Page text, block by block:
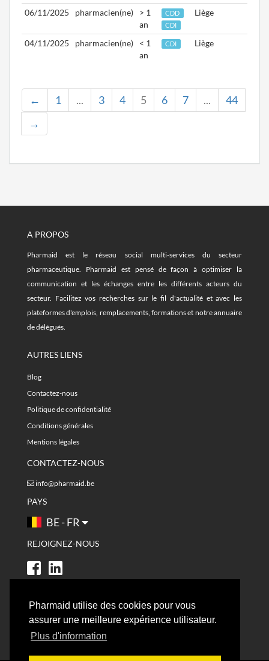
Pharmaid utilise des cookies pour vous
assurer une meilleure expérience utilisateur.
Plus d'information
06/11/2025
pharmacien(ne)
> 1
an
CDD
CDI
Liège
04/11/2025
pharmacien(ne)
< 1
an
CDI Liège
← 1 ... 3 4 5 6 7 ...
44
→
A PROPOS
Pharmaid est le réseau social multi-services du secteur
pharmaceutique. Pharmaid est pensé de façon à optimiser la
communication et les échanges entre les différents acteurs du
secteur. Facilitez vos recherches sur le fil d'actualité et avec les
plateformes d'emplois, remplacements, formations et notre annuaire
de délégués.
AUTRES LIENS
Blog
Contactez-nous
Politique de confidentialité
Conditions générales
Mentions légales
CONTACTEZ-NOUS
info@pharmaid.be
PAYS
BE - FR
REJOIGNEZ-NOUS